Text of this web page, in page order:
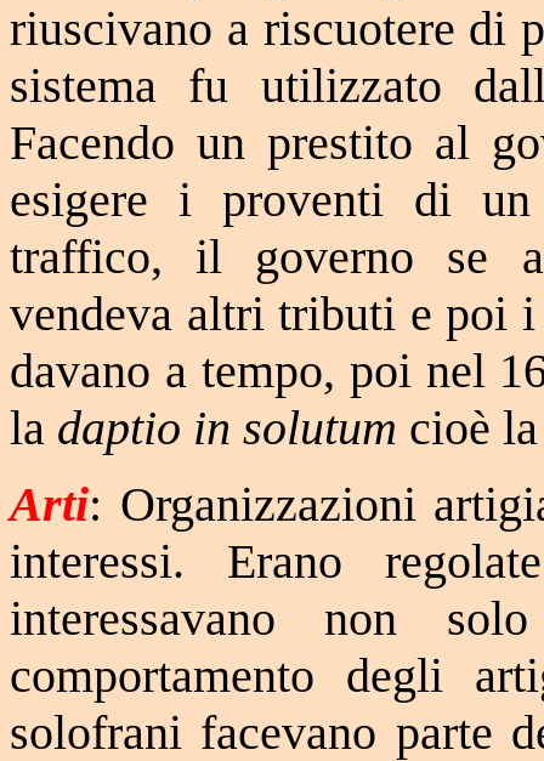
riuscivano a riscuotere di
sistema fu utilizzato
Facendo un prestito al
esigere i proventi di
traffico, il governo se
vendeva altri tributi e poi
davano a tempo, poi nel
la daptio in solutum cioè
Arti: Organizzazioni
interessi. Erano
interessavano non
comportamento degli
solofrani facevano parte